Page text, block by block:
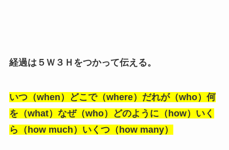
経過は５Ｗ３Ｈをつかって伝える。
いつ（when）どこで（where）だれが（who）何
を（what）なぜ（who）どのように（how）いく
ら（how much）いくつ（how many）